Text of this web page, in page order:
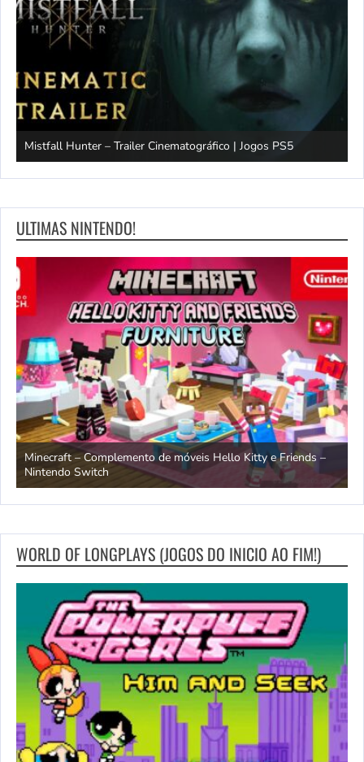
Mistfall Hunter – Trailer Cinematográfico | Jogos PS5
ULTIMAS NINTENDO!
Minecraft – Complemento de móveis Hello Kitty e Friends –
Nintendo Switch
WORLD OF LONGPLAYS (JOGOS DO INICIO AO FIM!)